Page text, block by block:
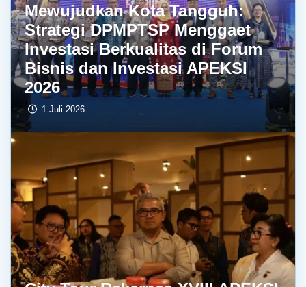
Mewujudkan Kota Tangguh:
Strategi DPMPTSP Menggaet
Investasi Berkualitas di Forum
Bisnis dan Investasi APEKSI
2026
1 Juli 2026